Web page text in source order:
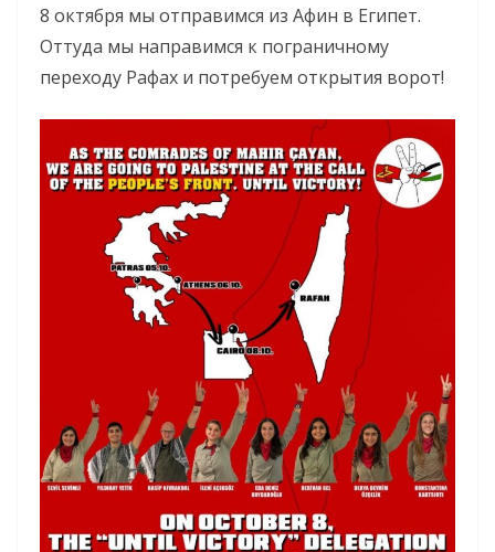
8 октября мы отправимся из Афин в Египет.
Оттуда мы направимся к пограничному
переходу Рафах и потребуем открытия ворот!